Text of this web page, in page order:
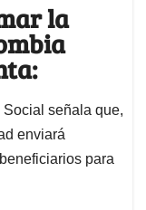
la
señala que,
enviará
para